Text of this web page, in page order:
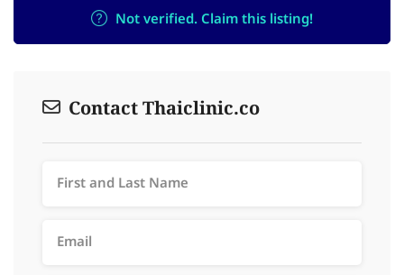
Not verified. Claim this listing!
Contact Thaiclinic.co